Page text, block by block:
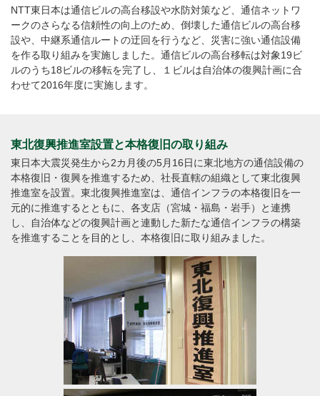
NTT東日本は通信ビルの高台移設や水防対策など、通信ネットワ
ークのさらなる信頼性の向上のため、倒壊した通信ビルの高台移
設や、中継系通信ルートの迂回を行うなど、災害に強い通信設備
を作る取り組みを実施しました。通信ビルの高台移転は対象19ビ
ルのうち18ビルの移転を完了し、１ビルは自治体の復興計画に合
わせて2016年度に実施します。
東北復興推進室設置と本格復旧の取り組み
東日本大震災発生から2カ月後の5月16日に東北地方の通信設備の
本格復旧・復興を推進するため、社長直轄の組織として東北復興
推進室を設置。東北復興推進室は、通信インフラの本格復旧を一
元的に推進するとともに、各支店（宮城・福島・岩手）と連携
し、自治体などの復興計画と連動した新たな通信インフラの構築
を推進することを目的とし、本格復旧に取り組みました。